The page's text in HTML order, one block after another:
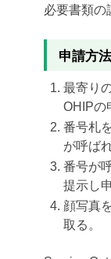
必要書類の
申請方法
最寄り
OHIPの
番号札
が呼ば
番号が
提示し
顔写真
取る。